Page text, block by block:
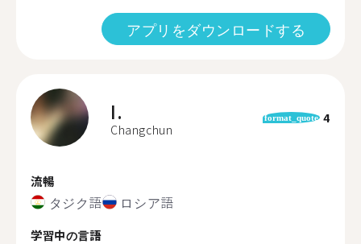
アプリをダウンロードする
I.
Changchun
format_quote 4
流暢
タジク語 ロシア語
学習中の言語